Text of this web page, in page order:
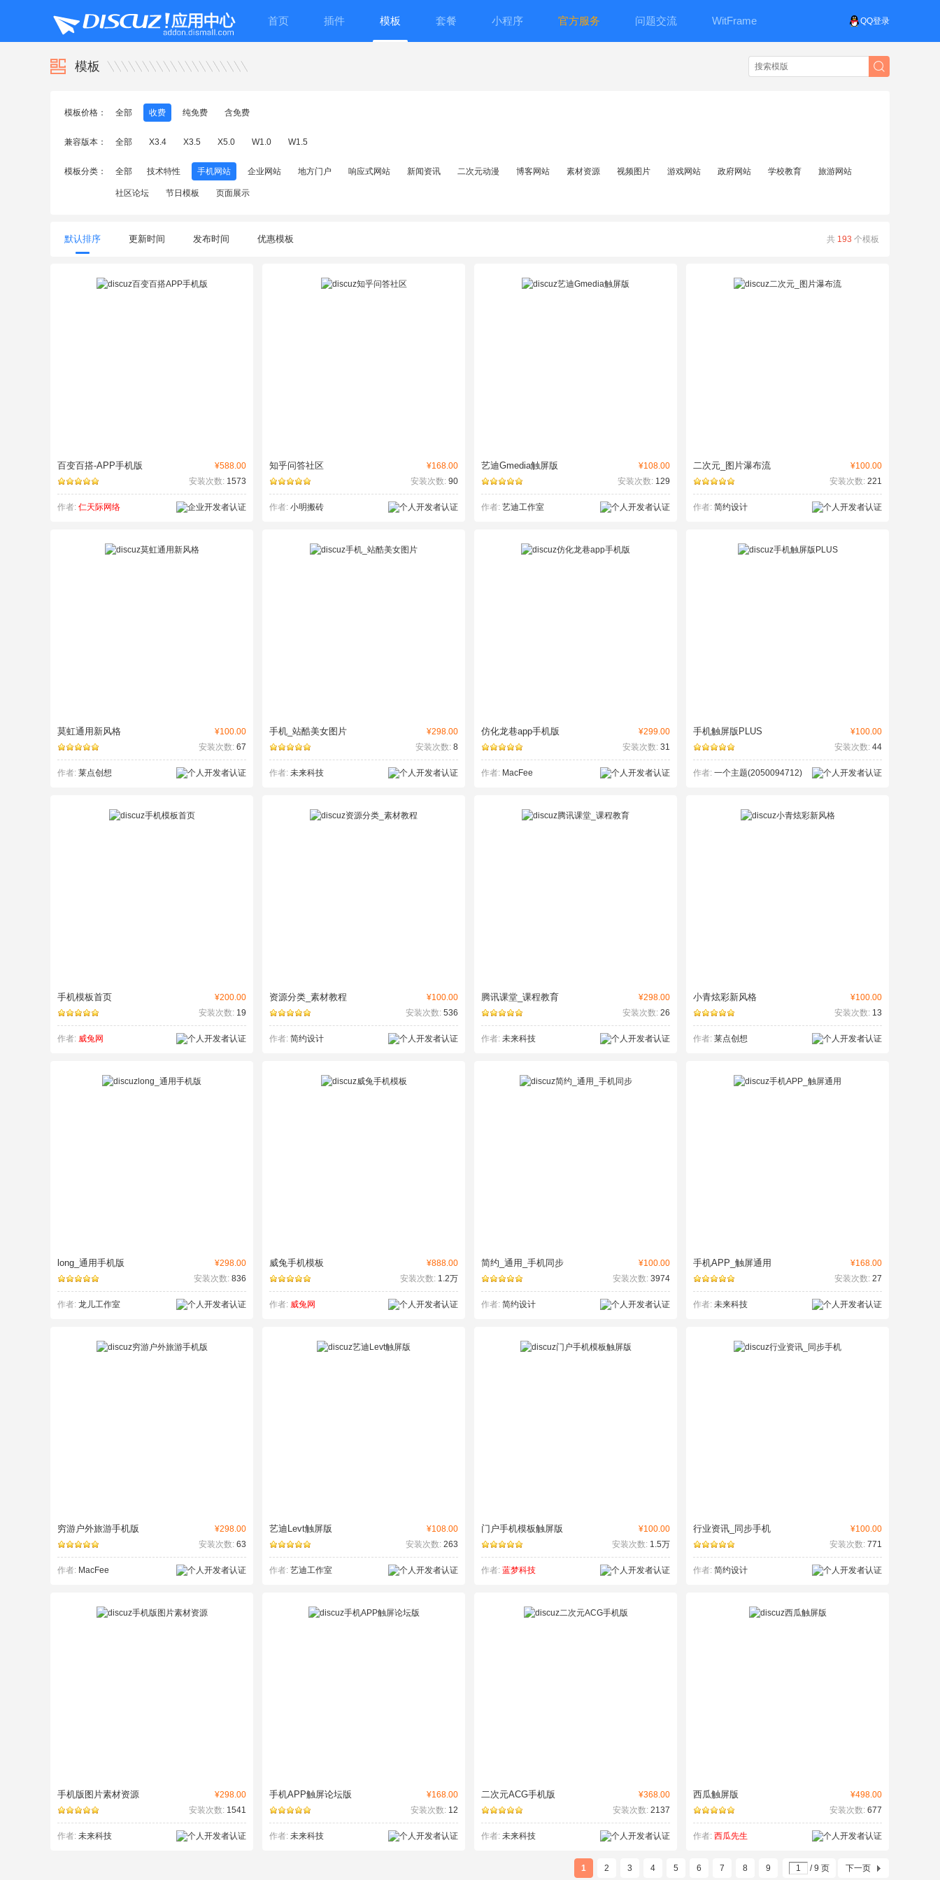
QQ登录
首页 插件 模板 套餐 小程序 官方服务 问题交流 WitFrame
模板
模板价格： 全部 收费 纯免费 含免费
兼容版本： 全部 X3.4 X3.5 X5.0 W1.0 W1.5
模板分类： 全部 技术特性 手机网站 企业网站 地方门户 响应式网站 新闻资讯 二次元动漫 博客网站 素材资源 视频图片 游戏网站 政府网站 学校教育 旅游网站
社区论坛 节日模板 页面展示
共 193 个模板
默认排序 更新时间 发布时间 优惠模板
¥588.00
百变百搭-APP手机版
安装次数: 1573
作者: 仁天际网络
¥168.00
知乎问答社区
安装次数: 90
作者: 小明搬砖
¥108.00
艺迪Gmedia触屏版
安装次数: 129
作者: 艺迪工作室
¥100.00
二次元_图片瀑布流
安装次数: 221
作者: 简约设计
¥100.00
莫虹通用新风格
安装次数: 67
作者: 莱点创想
¥298.00
手机_站酷美女图片
安装次数: 8
作者: 未来科技
¥299.00
仿化龙巷app手机版
安装次数: 31
作者: MacFee
¥100.00
手机触屏版PLUS
安装次数: 44
作者: 一个主题(2050094712)
¥200.00
手机模板首页
安装次数: 19
作者: 威兔网
¥100.00
资源分类_素材教程
安装次数: 536
作者: 简约设计
¥298.00
腾讯课堂_课程教育
安装次数: 26
作者: 未来科技
¥100.00
小青炫彩新风格
安装次数: 13
作者: 莱点创想
¥298.00
long_通用手机版
安装次数: 836
作者: 龙儿工作室
¥888.00
威兔手机模板
安装次数: 1.2万
作者: 威兔网
¥100.00
简约_通用_手机同步
安装次数: 3974
作者: 简约设计
¥168.00
手机APP_触屏通用
安装次数: 27
作者: 未来科技
¥298.00
穷游户外旅游手机版
安装次数: 63
作者: MacFee
¥108.00
艺迪Levt触屏版
安装次数: 263
作者: 艺迪工作室
¥100.00
门户手机模板触屏版
安装次数: 1.5万
作者: 蓝梦科技
¥100.00
行业资讯_同步手机
安装次数: 771
作者: 简约设计
¥298.00
手机版图片素材资源
安装次数: 1541
作者: 未来科技
¥168.00
手机APP触屏论坛版
安装次数: 12
作者: 未来科技
¥368.00
二次元ACG手机版
安装次数: 2137
作者: 未来科技
¥498.00
西瓜触屏版
安装次数: 677
作者: 西瓜先生
1 2 3 4 5 6 7 8 9 / 9 页 下一页